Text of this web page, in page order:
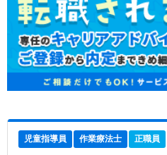
児童指導員 作業療法士 正職員